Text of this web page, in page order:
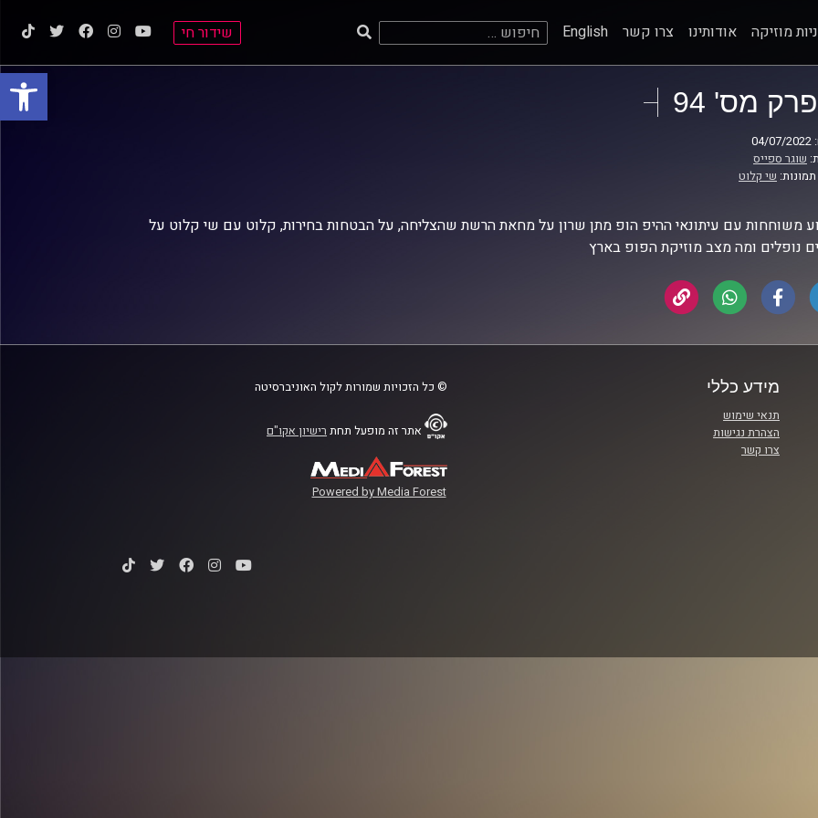
פתח
מוזיקה אודותינו צרו קשר English חיפוש: שידור חי
פרק מס' 94
שוגר ספייס
שי קלוט
משוחחות עם עיתונאי ההיפ הופ מתן שרון על מחאת הרשת שהצליחה, על הבטחות בחירות, קלוט עם שי קלוט על
נופלים ומה מצב מוזיקת הפופ בארץ
מידע כללי
תנאי שימוש
הצהרת נגישות
צרו קשר
© כל הזכויות שמורות לקול האוניברסיטה
אתר זה מופעל תחת רישיון אקו"ם
Powered by Media Forest